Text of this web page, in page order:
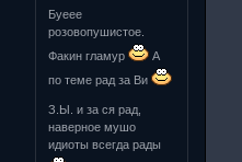
Буеее
розовопушистое.
Факин гламур
А
по теме рад за Ви
З.Ы. и за ся рад,
наверное мушо
идиоты всегда рады